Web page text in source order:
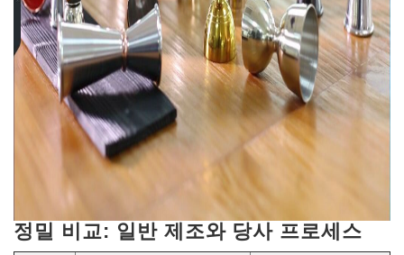
정밀 비교: 일반 제조와 당사 프로세스